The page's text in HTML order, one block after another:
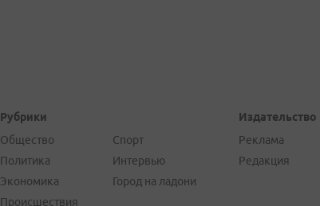
Рубрики
Общество
Политика
Экономика
Происшествия
Спорт
Интервью
Город на ладони
Издательство
Реклама
Редакция